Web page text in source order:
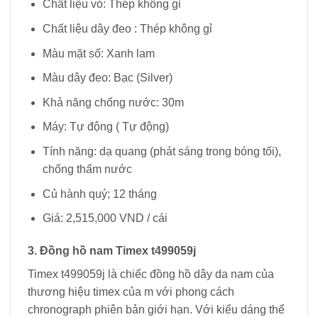
Chất liệu vỏ: Thép không gỉ
Chất liệu dây đeo : Thép không gỉ
Màu mặt số: Xanh lam
Màu dây đeo: Bạc (Silver)
Khả năng chống nước: 30m
Máy: Tự động ( Tự động)
Tính năng: dạ quang (phát sáng trong bóng tối),
chống thấm nước
Củ hành quý; 12 tháng
Giá: 2,515,000 VND / cái
3. Đồng hồ nam Timex t499059j
Timex t499059j là chiếc đồng hồ dây da nam của
thương hiệu timex của m với phong cách
chronograph phiên bản giới hạn. Với kiểu dáng thể